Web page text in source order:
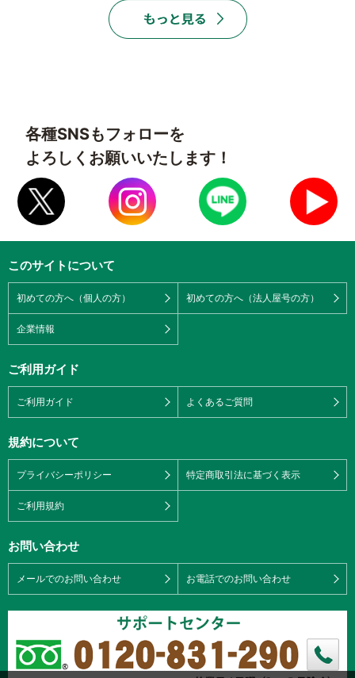
各種SNSもフォローを
よろしくお願いいたします！
このサイトについて
初めての方へ（個人の方） 初めての方へ（法人屋号の方）
企業情報
ご利用ガイド
ご利用ガイド よくあるご質問
規約について
プライバシーポリシー 特定商取引法に基づく表示
ご利用規約
お問い合わせ
メールでのお問い合わせ お電話でのお問い合わせ